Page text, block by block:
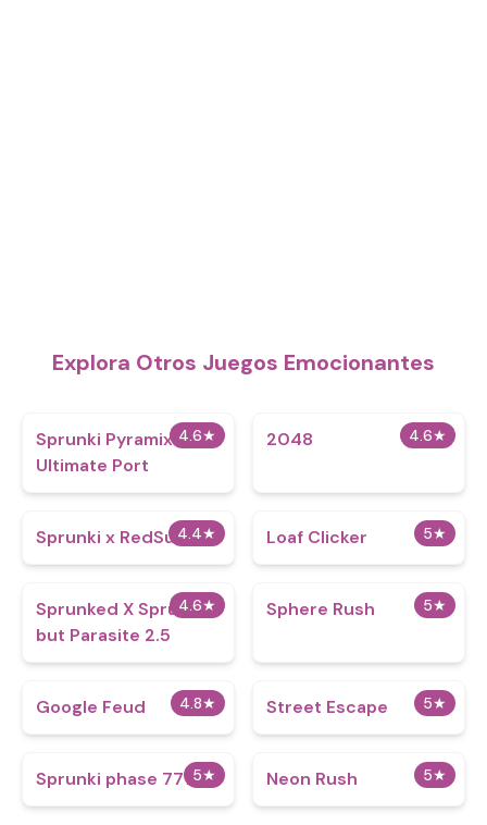
Explora Otros Juegos Emocionantes
4.6★
Sprunki Pyramix
Ultimate Port
4.6★
2048
4.4★
Sprunki x RedSun 5★
Loaf Clicker
4.6★
Sprunked X Sprunki
but Parasite 2.5
5★
Sphere Rush
4.8★
Google Feud 5★
Street Escape
5★
Sprunki phase 7777 5★
Neon Rush